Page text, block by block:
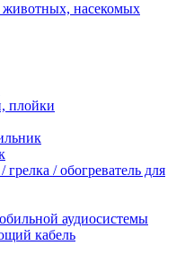
животных, насекомых
плойки
грелка / обогреватель для
аудиосистемы
кабель